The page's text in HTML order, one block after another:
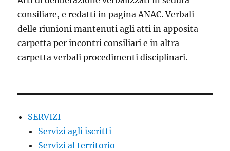
consiliare, e redatti in pagina ANAC. Verbali
delle riunioni mantenuti agli atti in apposita
carpetta per incontri consiliari e in altra
carpetta verbali procedimenti disciplinari.
SERVIZI
Servizi agli iscritti
Servizi al territorio